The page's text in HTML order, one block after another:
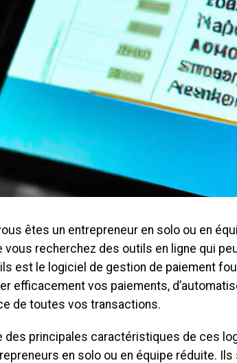
êtes un entrepreneur en solo ou en
vous recherchez des outils en ligne qui
est le logiciel de gestion de paiement
efficacement vos paiements,
de toutes vos transactions.
des principales caractéristiques de ces
en solo ou en équipe réduite.